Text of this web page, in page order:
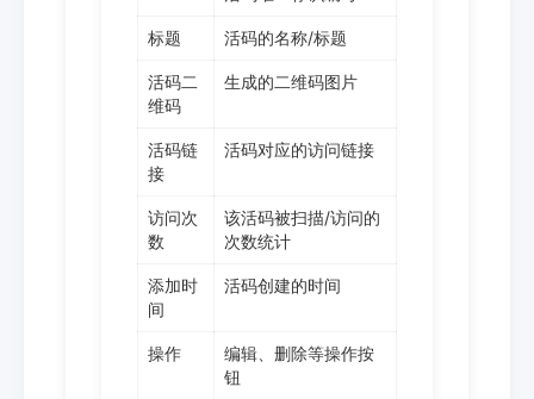
标题 活码的名称/标题
活码二
维码
生成的二维码图片
活码链
接
活码对应的访问链接
访问次
数
该活码被扫描/访问的
次数统计
添加时
间
活码创建的时间
操作
编辑、删除等操作按
钮